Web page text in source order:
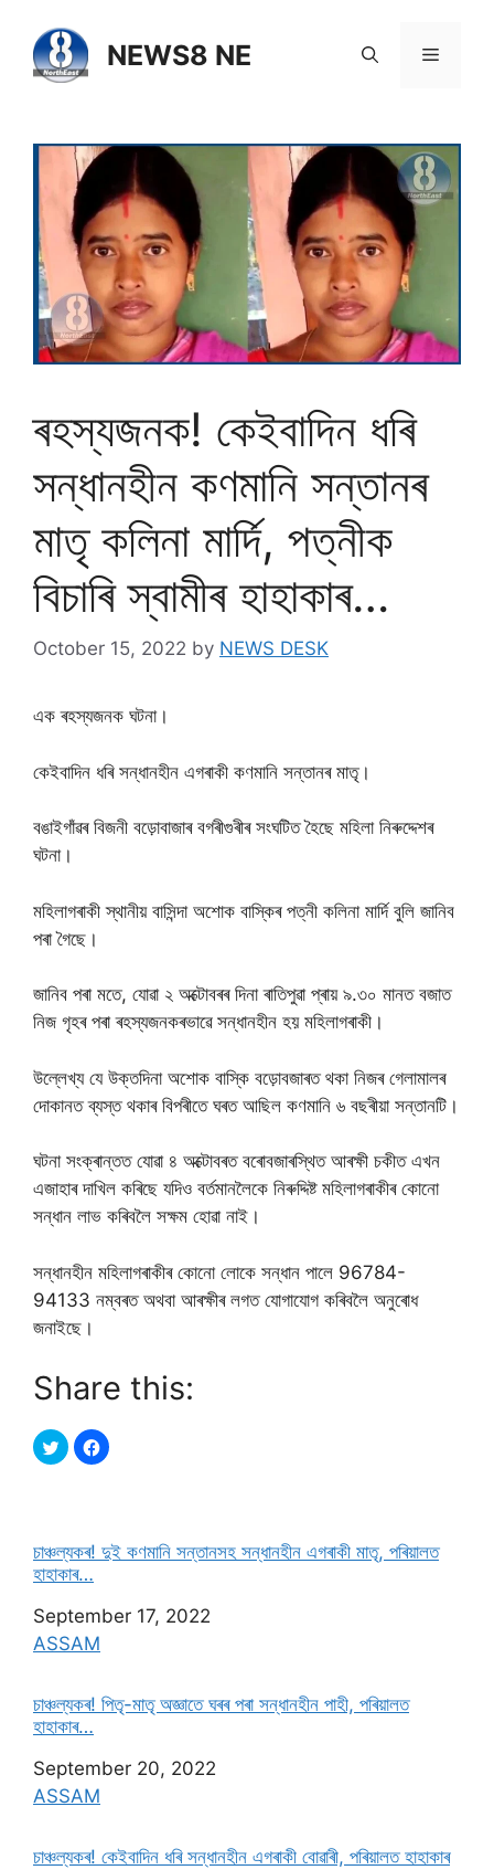
NEWS8 NE
ৰহস্যজনক! কেইবাদিন ধৰি
সন্ধানহীন কণমানি সন্তানৰ
মাতৃ কলিনা মাৰ্দি, পত্নীক
বিচাৰি স্বামীৰ হাহাকাৰ…
October 15, 2022 by NEWS DESK
এক ৰহস্যজনক ঘটনা।
কেইবাদিন ধৰি সন্ধানহীন এগৰাকী কণমানি সন্তানৰ মাতৃ।
বঙাইগাঁৱৰ বিজনী বড়োবাজাৰ বগৰীগুৰীৰ সংঘটিত হৈছে মহিলা নিৰুদ্দেশৰ
ঘটনা।
মহিলাগৰাকী স্থানীয় বাসিন্দা অশোক বাস্কিৰ পত্নী কলিনা মাৰ্দি বুলি জানিব
পৰা গৈছে।
জানিব পৰা মতে, যোৱা ২ অক্টোবৰৰ দিনা ৰাতিপুৱা প্ৰায় ৯.৩০ মানত বজাত
নিজ গৃহৰ পৰা ৰহস্যজনকৰভাৱে সন্ধানহীন হয় মহিলাগৰাকী।
উল্লেখ্য যে উক্তদিনা অশোক বাস্কি বড়োবজাৰত থকা নিজৰ গেলামালৰ
দোকানত ব্যস্ত থকাৰ বিপৰীতে ঘৰত আছিল কণমানি ৬ বছৰীয়া সন্তানটি।
ঘটনা সংক্ৰান্তত যোৱা ৪ অক্টোবৰত বৰোবজাৰস্থিত আৰক্ষী চকীত এখন
এজাহাৰ দাখিল কৰিছে যদিও বৰ্তমানলৈকে নিৰুদ্দিষ্ট মহিলাগৰাকীৰ কোনো
সন্ধান লাভ কৰিবলৈ সক্ষম হোৱা নাই।
সন্ধানহীন মহিলাগৰাকীৰ কোনো লোকে সন্ধান পালে 96784-
94133 নম্বৰত অথবা আৰক্ষীৰ লগত যোগাযোগ কৰিবলৈ অনুৰোধ
জনাইছে।
Share this:
চাঞ্চল্যকৰ! দুই কণমানি সন্তানসহ সন্ধানহীন এগৰাকী মাতৃ, পৰিয়ালত
হাহাকাৰ…
Date
September 17, 2022
In relation to
ASSAM
চাঞ্চল্যকৰ! পিতৃ-মাতৃ অজ্ঞাতে ঘৰৰ পৰা সন্ধানহীন পাহী, পৰিয়ালত
হাহাকাৰ…
Date
September 20, 2022
In relation to
ASSAM
চাঞ্চল্যকৰ! কেইবাদিন ধৰি সন্ধানহীন এগৰাকী বোৱাৰী, পৰিয়ালত হাহাকাৰ